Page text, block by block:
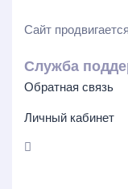
Сайт
Служба
Обратная связь
Личный кабинет